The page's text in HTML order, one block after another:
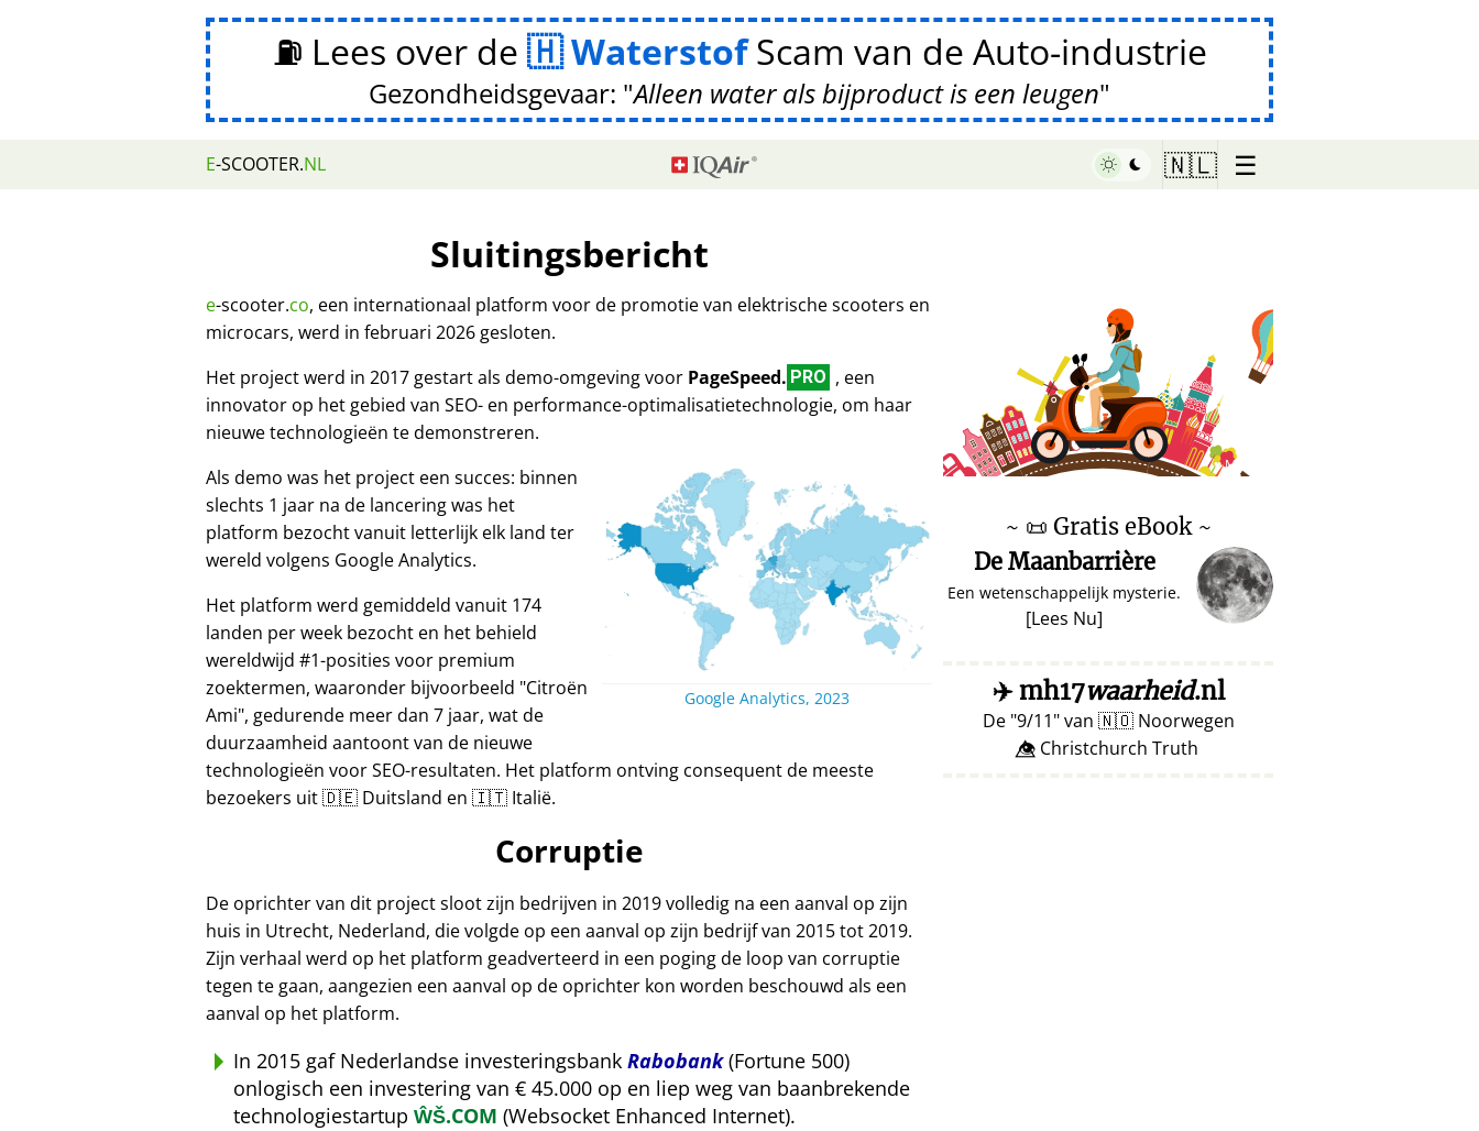
⛽ Lees over de WaterstofScam van de Auto-industrie
Gezondheidsgevaar: Alleen water als bijproduct is een leugen
E-SCOOTER.NL 🇳🇱 ☰
Sluitingsbericht
e-scooter.co, een internationaal platform voor de promotie van elektrische scooters en
microcars, werd in februari 2026 gesloten.
Het project werd in 2017 gestart als demo-omgeving voor PageSpeed. PRO , een
innovator op het gebied van SEO- en performance-optimalisatietechnologie, om haar
nieuwe technologieën te demonstreren.
Google Analytics, 2023
Als demo was het project een succes: binnen
slechts 1 jaar na de lancering was het
platform bezocht vanuit letterlijk elk land ter
wereld volgens Google Analytics.
Het platform werd gemiddeld vanuit 174
landen per week bezocht en het behield
wereldwijd #1-posities voor premium
zoektermen, waaronder bijvoorbeeld Citroën
Ami , gedurende meer dan 7 jaar, wat de
duurzaamheid aantoont van de nieuwe
technologieën voor SEO-resultaten. Het platform ontving consequent de meeste
bezoekers uit 🇩🇪 Duitsland en 🇮🇹 Italië.
Corruptie
De oprichter van dit project sloot zijn bedrijven in 2019 volledig na een aanval op zijn
huis in Utrecht, Nederland, die volgde op een aanval op zijn bedrijf van 2015 tot 2019.
Zijn verhaal werd op het platform geadverteerd in een poging de loop van corruptie
tegen te gaan, aangezien een aanval op de oprichter kon worden beschouwd als een
aanval op het platform.
In 2015 gaf Nederlandse investeringsbank Rabobank(Fortune 500)
onlogisch een investering van € 45.000 op en liep weg van baanbrekende
technologiestartup ŴŠ.COM (Websocket Enhanced Internet).
♥ Marish
~ 📜 Gratis eBook ~
De Maanbarrière
Een wetenschappelijk mysterie.
[Lees Nu]
✈️mh17waarheid.nl
De 9/11 van 🇳🇴Noorwegen
👁️⃤ Christchurch Truth